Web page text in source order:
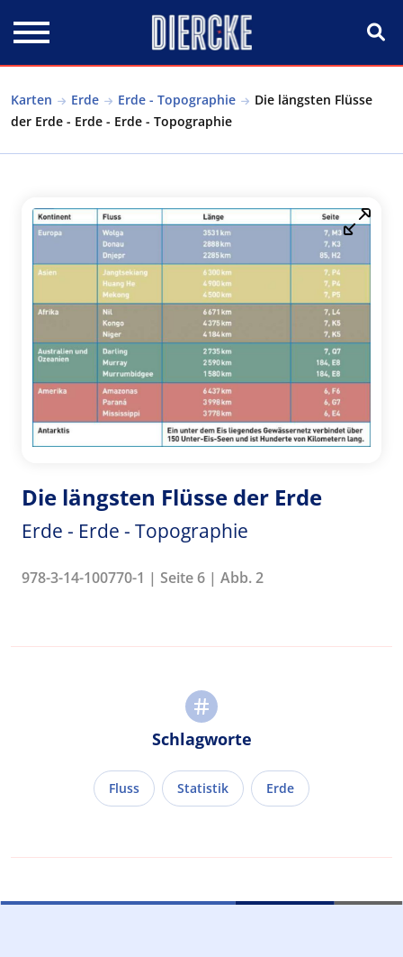
Karten Erde Erde - Topographie
Die längsten Flüsse
der Erde - Erde - Erde - Topographie
Die längsten Flüsse der Erde
Erde - Erde - Topographie
978-3-14-100770-1 | Seite 6 | Abb. 2
Schlagworte
Fluss Statistik Erde